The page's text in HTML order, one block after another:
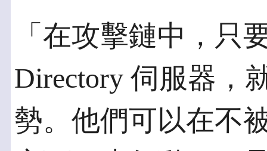
「在攻擊鏈中，只
Directory 伺服器，
勢。他們可以在不